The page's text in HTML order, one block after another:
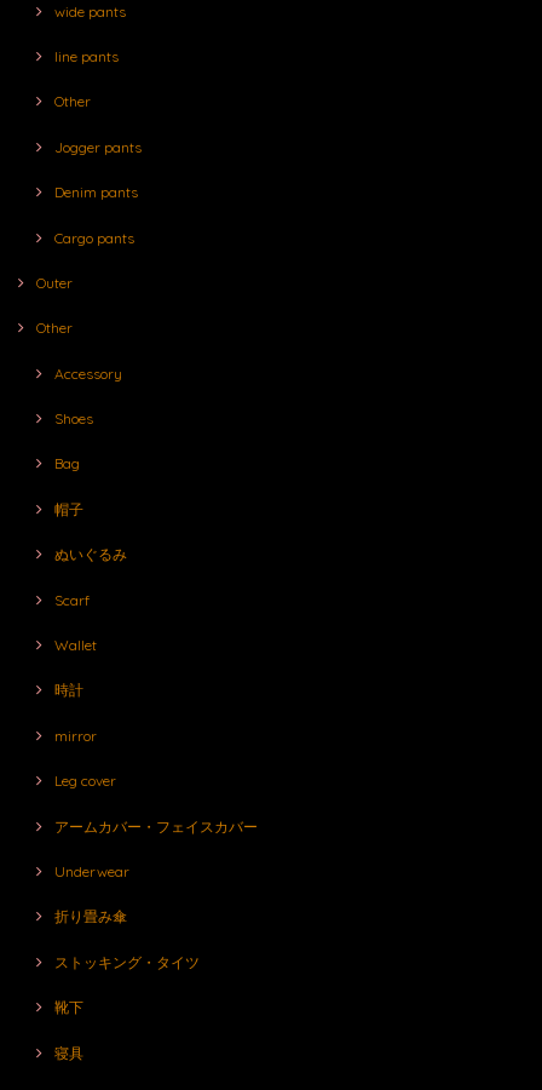
wide pants
line pants
Other
Jogger pants
Denim pants
Cargo pants
Outer
Other
Accessory
Shoes
Bag
帽子
ぬいぐるみ
Scarf
Wallet
時計
mirror
Leg cover
アームカバー・フェイスカバー
Underwear
折り畳み傘
ストッキング・タイツ
靴下
寝具